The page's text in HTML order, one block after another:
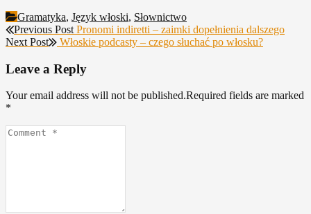
Gramatyka, Język włoski, Słownictwo
Nawigacja
wpisu
Previous Post Previous
post:
Pronomi indiretti – zaimki dopełnienia dalszego
Next Post
Next
Włoskie podcasty – czego słuchać po włosku?
Leave a Reply
Your email address will not be published.Required fields are marked
*
Comment